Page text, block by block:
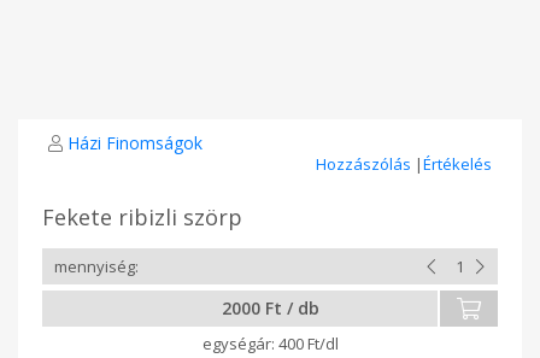
Házi Finomságok
Hozzászólás |Értékelés
Fekete ribizli szörp
2000 Ft / db
400 Ft/dl